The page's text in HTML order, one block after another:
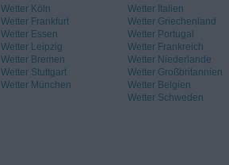
Wetter Köln
Wetter Frankfurt
Wetter Essen
Wetter Leipzig
Wetter Bremen
Wetter Stuttgart
Wetter München
Wetter Italien
Wetter Griechenland
Wetter Portugal
Wetter Frankreich
Wetter Niederlande
Wetter Großbritannien
Wetter Belgien
Wetter Schweden